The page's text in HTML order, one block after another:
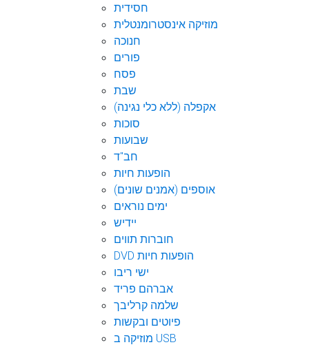
חסידית
מוזיקה אינסטרומנטלית
חנוכה
פורים
פסח
שבת
אקפלה (ללא כלי נגינה)
סוכות
שבועות
חב"ד
הופעות חיות
אוספים (אמנים שונים)
ימים נוראים
יידיש
חוברות תווים
DVD הופעות חיות
ישי ריבו
אברהם פריד
שלמה קרליבך
פיוטים ובקשות
מוזיקה ב USB